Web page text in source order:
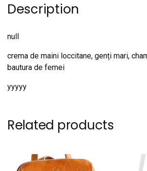
Description
null
crema de maini loccitane, genți mari,
bautura de femei
yyyyy
Related products